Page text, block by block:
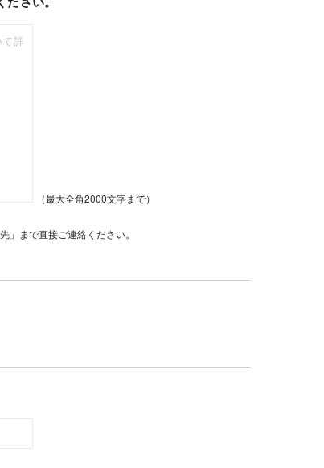
（最大全角2000文字まで）
まで直接ご連絡ください。